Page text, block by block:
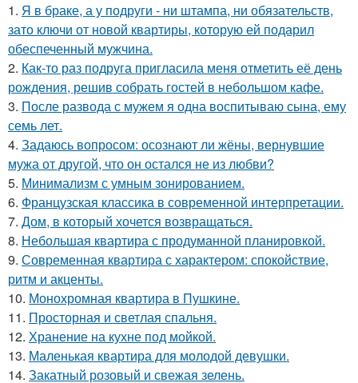
1. Я в браке, а у подруги - ни штампа, ни обязательств,
зато ключи от новой квартиры, которую ей подарил
обеспеченный мужчина.
2. Как-то раз подруга пригласила меня отметить её день
рождения, решив собрать гостей в небольшом кафе.
3. После развода с мужем я одна воспитываю сына, ему
семь лет.
4. Задаюсь вопросом: осознают ли жёны, вернувшие
мужа от другой, что он остался не из любви?
5. Минимализм с умным зонированием.
6. Французская классика в современной интерпретации.
7. Дом, в который хочется возвращаться.
8. Небольшая квартира с продуманной планировкой.
9. Современная квартира с характером: спокойствие,
ритм и акценты.
10. Монохромная квартира в Пушкине.
11. Просторная и светлая спальня.
12. Хранение на кухне под мойкой.
13. Маленькая квартира для молодой девушки.
14. Закатный розовый и свежая зелень.